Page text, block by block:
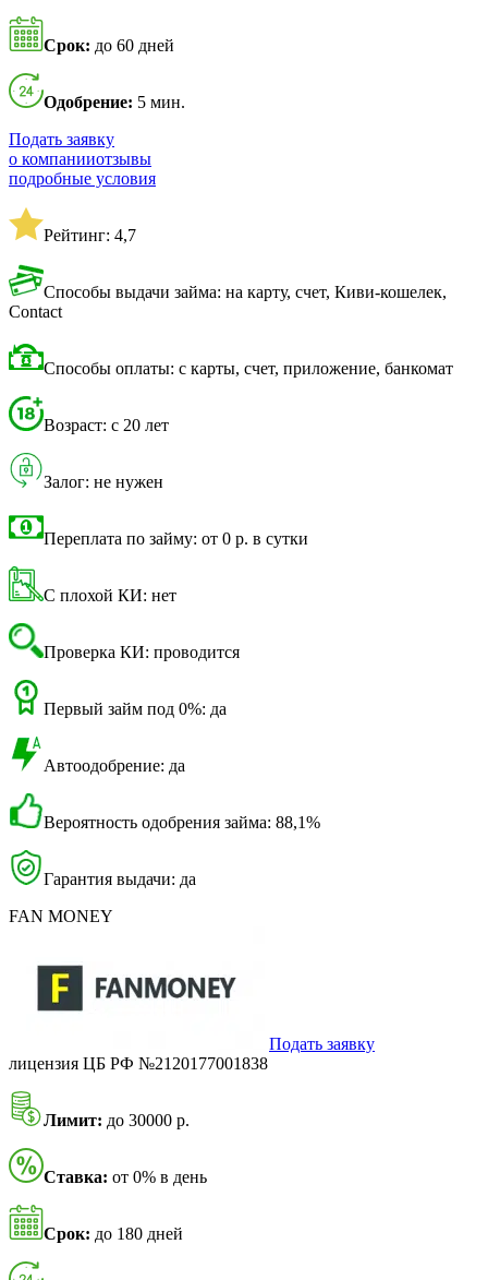
Срок: до 60 дней
Одобрение: 5 мин.
Подать заявку
о компанииотзывы
подробные условия
Рейтинг: 4,7
Способы выдачи займа: на карту, счет, Киви-кошелек,
Contact
Способы оплаты: с карты, счет, приложение, банкомат
Возраст: с 20 лет
Залог: не нужен
Переплата по займу: от 0 р. в сутки
С плохой КИ: нет
Проверка КИ: проводится
Первый займ под 0%: да
Автоодобрение: да
Вероятность одобрения займа: 88,1%
Гарантия выдачи: да
FAN MONEY
Подать заявку
лицензия ЦБ РФ №2120177001838
Лимит: до 30000 р.
Ставка: от 0% в день
Срок: до 180 дней